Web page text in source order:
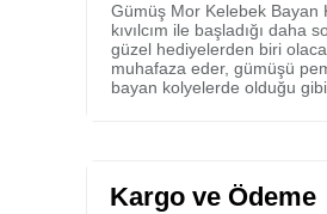
Gümüş Mor Kelebek Bayan
kıvılcım ile başladığı
güzel hediyelerden biri
muhafaza eder, gümüşü
bayan kolyelerde olduğu
Kargo ve Ödeme